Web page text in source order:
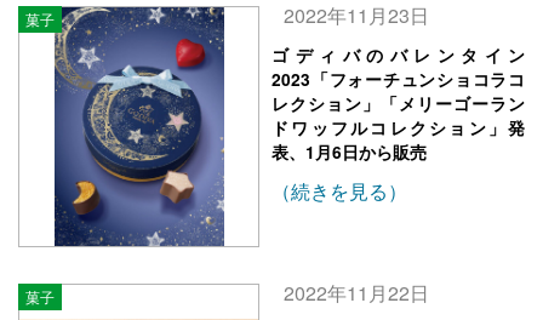
菓子 2022年11月23日
ゴディバのバレンタイン
2023「フォーチュンショコラコ
レクション」「メリーゴーラン
ドワッフルコレクション」発
表、1月6日から販売
（続きを見る）
菓子 2022年11月22日